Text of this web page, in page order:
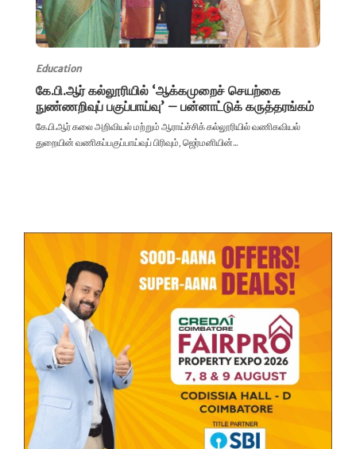
Education
கே.பி.ஆர் கல்லூரியில் ‘ஆக்கமுறைச் செயற்கை
நுண்ணறிவுப் பகுப்பாய்வு’ – பன்னாட்டுக் கருத்தரங்கம்
கே.பி.ஆர் கலை அறிவியல் மற்றும் ஆராய்ச்சிக் கல்லூரியில் வணிகவியல்
துறையின் வணிகப்பகுப்பாய்வுப் பிரிவும், ஜெர்மனியின்...